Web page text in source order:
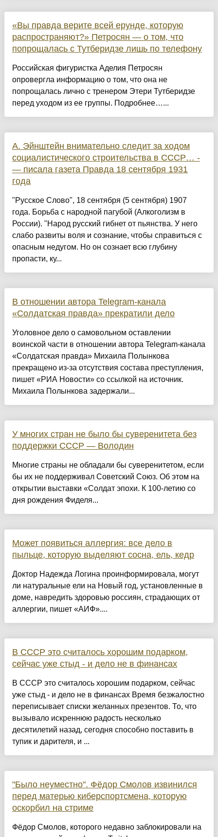
«Вы правда верите всей ерунде, которую
распространяют?» Петросян — о том, что
попрощалась с Тутберидзе лишь по телефону
Российская фигуристка Аделия Петросян
опровергла информацию о том, что она не
попрощалась лично с тренером Этери Тутберидзе
перед уходом из ее группы. Подробнее…...
А. Эйнштейн внимательно следит за ходом
социалистического строительства в СССР… -
— писала газета Правда 18 сентября 1931
года
"Русское Слово", 18 сентября (5 сентября) 1907
года. Борьба с народной пагубой (Алкоголизм в
России). "Народ русский гибнет от пьянства. У него
слабо развиты воля и сознание, чтобы справиться с
опасным недугом. Но он сознает всю глубину
пропасти, ку...
В отношении автора Telegram-канала
«Солдатская правда» прекратили дело
Уголовное дело о самовольном оставлении
воинской части в отношении автора Telegram-канала
«Солдатская правда» Михаила Полынкова
прекращено из-за отсутствия состава преступления,
пишет «РИА Новости» со ссылкой на источник.
Михаила Полынкова задержали...
У многих стран не было бы суверенитета без
поддержки СССР — Володин
Многие страны не обладали бы суверенитетом, если
бы их не поддерживал Советский Союз. Об этом на
открытии выставки «Солдат эпохи. К 100-летию со
дня рождения Фиделя...
Может появиться аллергия: все дело в
пыльце, которую выделяют сосна, ель, кедр
Доктор Надежда Логина проинформировала, могут
ли натуральные ели на Новый год, установленные в
доме, навредить здоровью россиян, страдающих от
аллергии, пишет «АИФ»....
В СССР это считалось хорошим подарком,
сейчас уже стыд - и дело не в финансах
В СССР это считалось хорошим подарком, сейчас
уже стыд - и дело не в финансах Время безжалостно
переписывает списки желанных презентов. То, что
вызывало искреннюю радость несколько
десятилетий назад, сегодня способно поставить в
тупик и дарителя, и ...
"Было неуместно". Фёдор Смолов извинился
перед матерью киберспортсмена, которую
оскорбил на стриме
Фёдор Смолов, которого недавно заблокировали на